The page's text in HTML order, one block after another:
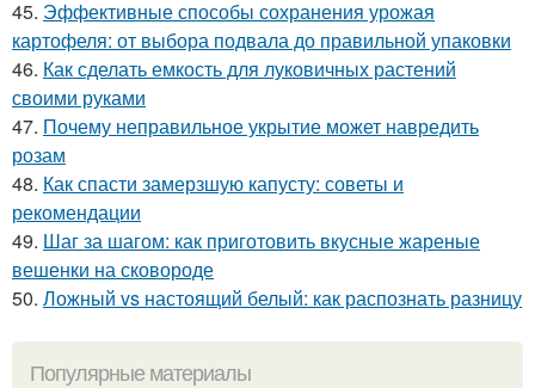
45. Эффективные способы сохранения урожая
картофеля: от выбора подвала до правильной упаковки
46. Как сделать емкость для луковичных растений
своими руками
47. Почему неправильное укрытие может навредить
розам
48. Как спасти замерзшую капусту: советы и
рекомендации
49. Шаг за шагом: как приготовить вкусные жареные
вешенки на сковороде
50. Ложный vs настоящий белый: как распознать разницу
Популярные материалы